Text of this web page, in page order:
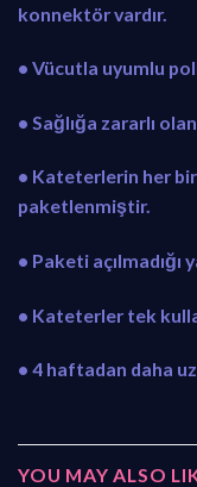
konnektör vardır.
• Vücutla uyumlu
• Sağlığa zararlı
• Kateterlerin her
paketlenmiştir.
• Paketi
• Kateterler tek
• 4 haftadan daha
YOU MAY ALSO